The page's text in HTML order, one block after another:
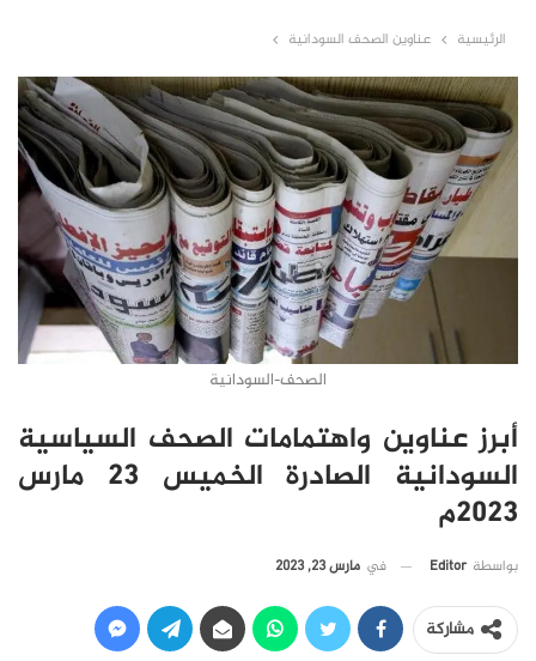
الرئيسية عناوين الصحف السودانية
الصحف-السودانية
أبرز عناوين واهتمامات الصحف السياسية
السودانية الصادرة الخميس 23 مارس
2023م
بواسطة Editor في مارس 23, 2023
مشاركة